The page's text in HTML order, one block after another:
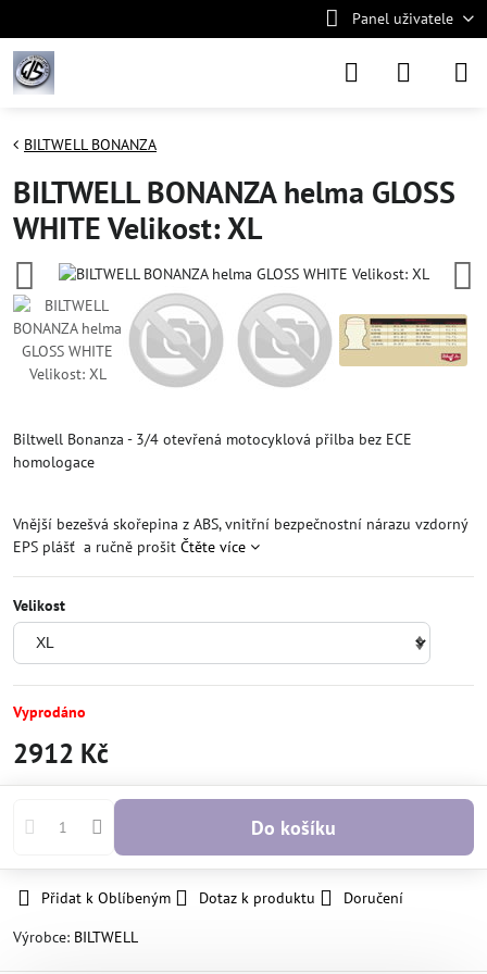
Panel uživatele
BILTWELL BONANZA
BILTWELL BONANZA helma GLOSS
WHITE Velikost: XL
Biltwell Bonanza - 3/4 otevřená motocyklová přilba bez ECE
homologace
Vnější bezešvá skořepina z ABS, vnitřní bezpečnostní nárazu vzdorný
EPS plášť a ručně prošit Čtěte více
Velikost
Vyprodáno
2912 Kč
Do košíku
Přidat k Oblíbeným Dotaz k produktu
Doručení
Výrobce: BILTWELL